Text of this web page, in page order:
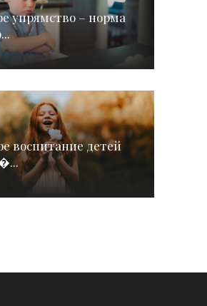
упрямство – норма
воспитание детей